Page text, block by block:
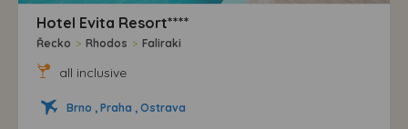
Hotel Evita Resort****
Řecko > Rhodos > Faliraki
all inclusive
Brno , Praha , Ostrava